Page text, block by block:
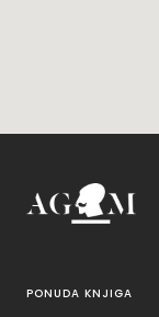
PONUDA KNJIGA